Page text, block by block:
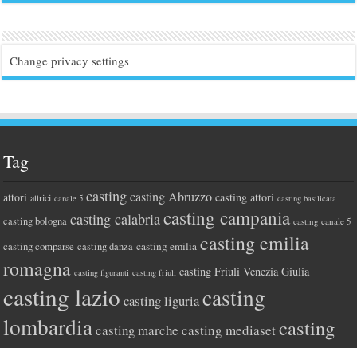
Change privacy settings
Tag
attori attrici canale 5 casting casting Abruzzo casting attori casting basilicata
casting bologna casting calabriacasting campania casting canale 5
casting comparse casting danza casting emilia casting emilia
romagna casting figuranti casting friuli casting Friuli Venezia Giulia
casting lazio casting liguriacasting
lombardiacasting marche casting mediasetcasting